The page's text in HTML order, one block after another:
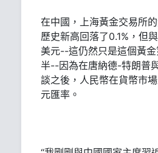
在中國，上海黃金交易所
歷史新高回落了0.1%，但
美元--這仍然只是這個黃
半--因為在唐納德-特朗普
談之後，人民幣在貨幣市
元匯率。